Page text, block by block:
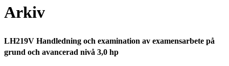
Arkiv
LH219V Handledning och examination av examensarbete på
grund och avancerad nivå 3,0 hp